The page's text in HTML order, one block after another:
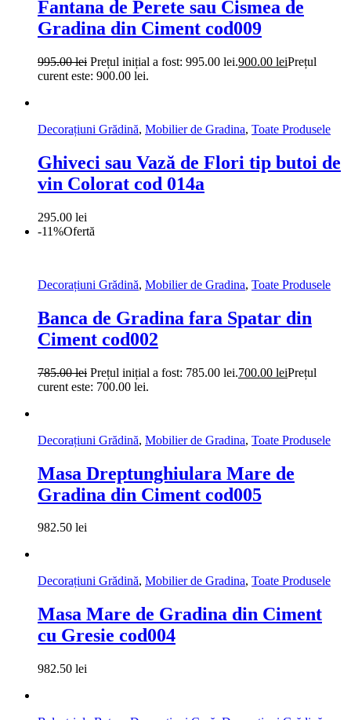
Fantana de Perete sau Cismea de
Gradina din Ciment cod009
995.00lei Prețul inițial a fost: 995.00 lei.900.00 leiPrețul
curent este: 900.00 lei.
Decorațiuni Grădină, Mobilier de Gradina, Toate Produsele
Ghiveci sau Vază de Flori tip butoi de
vin Colorat cod 014a
295.00 lei
-11%Ofertă
Decorațiuni Grădină, Mobilier de Gradina, Toate Produsele
Banca de Gradina fara Spatar din
Ciment cod002
785.00lei Prețul inițial a fost: 785.00 lei.700.00 leiPrețul
curent este: 700.00 lei.
Decorațiuni Grădină, Mobilier de Gradina, Toate Produsele
Masa Dreptunghiulara Mare de
Gradina din Ciment cod005
982.50 lei
Decorațiuni Grădină, Mobilier de Gradina, Toate Produsele
Masa Mare de Gradina din Ciment
cu Gresie cod004
982.50 lei